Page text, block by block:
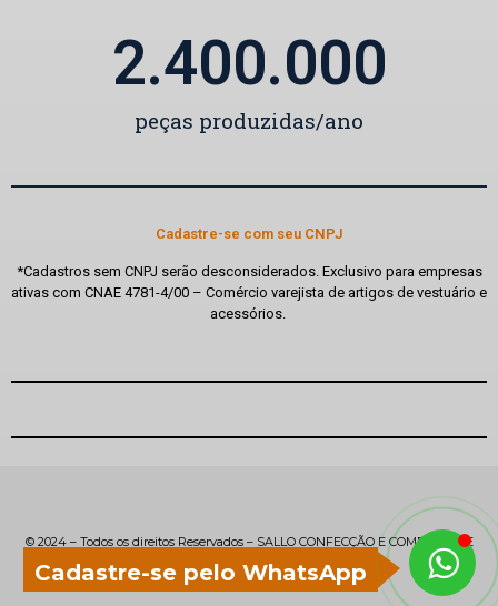
peças produzidas/ano
2.400.000
Cadastre-se com seu CNPJ
*Cadastros sem CNPJ serão desconsiderados. Exclusivo para empresas
ativas com CNAE 4781-4/00 – Comércio varejista de artigos de vestuário e
acessórios.
© 2024 – Todos os direitos Reservados – SALLO CONFECÇÃO E COMERCIO DE
ROUPAS LTDA – CNPJ: 01.968.595/0002-17
Cadastre-se pelo WhatsApp